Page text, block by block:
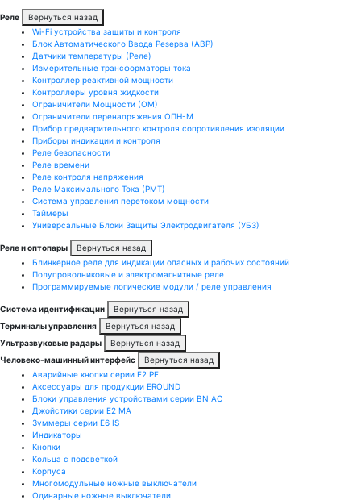
Реле
Вернуться назад
Wi-Fi устройства защиты и контроля
Блок Автоматического Ввода Резерва (АВР)
Датчики температуры (Реле)
Измерительные трансформаторы тока
Контроллер реактивной мощности
Контроллеры уровня жидкости
Ограничители Мощности (ОМ)
Ограничители перенапряжения ОПН-М
Прибор предварительного контроля сопротивления изоляции
Приборы индикации и контроля
Реле безопасности
Реле времени
Реле контроля напряжения
Реле Максимального Тока (РМТ)
Система управления перетоком мощности
Таймеры
Универсальные Блоки Защиты Электродвигателя (УБЗ)
Реле и оптопары
Вернуться назад
Блинкерное реле для индикации опасных и рабочих состояний
Полупроводниковые и электромагнитные реле
Программируемые логические модули / реле управления
Система идентификации
Вернуться назад
Терминалы управления
Вернуться назад
Ультразвуковые радары
Вернуться назад
Человеко-машинный интерфейс
Вернуться назад
Аварийные кнопки серии E2 PE
Аксессуары для продукции EROUND
Блоки управления устройствами серии BN AC
Джойстики серии E2 MA
Зуммеры серии E6 IS
Индикаторы
Кнопки
Кольца с подсветкой
Корпуса
Многомодульные ножные выключатели
Одинарные ножные выключатели